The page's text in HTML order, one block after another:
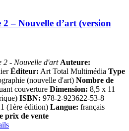
2 – Nouvelle d’art (version
2 - Nouvelle d'art Auteure:
Éditeur: Art Total Multimédia Type
(nouvelle d'art) Nombre de
couverture Dimension: 8,5 x 11
ISBN: 978-2-923622-53-8
(1ère édition) Langue: français
prix de vente